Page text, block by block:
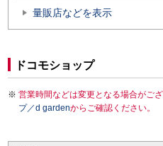
量販店などを表示
ドコモショップ
営業時間などは変更となる場合がご
プ／d gardenからご確認ください。